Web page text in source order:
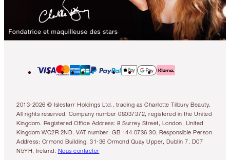
2013-2026 © Islestarr Holdings Ltd., trading as Charlotte Tilbury Beauty.
All rights reserved. Company number 08037372, registered in the United
Kingdom. Registered Office Address: 8 Surrey Street, London, United
Kingdom WC2R 2ND. VAT number: GB 144 0736 30. Responsible Person
Address: Ormond Building, 31-36 Ormond Quay Upper, Dublin 7, D07
N5YH, Ireland. Nous contacter